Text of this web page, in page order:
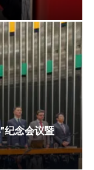
纪念会议暨